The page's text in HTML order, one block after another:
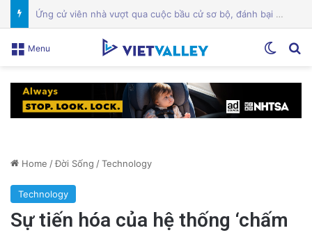
Một địa điểm thứ hai ở trung tâm San Jose đóng cửa giữa cuộc chiến giấy phép
Menu
Home /Đời Sống /Technology
Technology
Sự tiến hóa của hệ thống ‘chấm